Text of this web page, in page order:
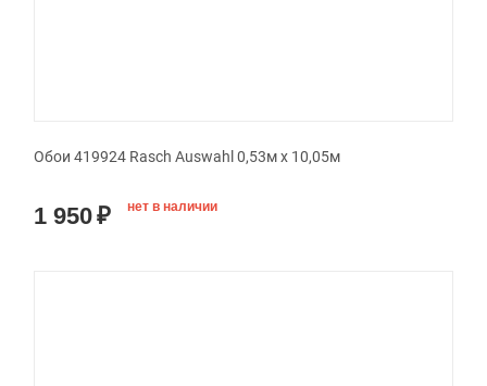
Обои 419924 Rasch Auswahl 0,53м x 10,05м
1 950₽ нет в наличии